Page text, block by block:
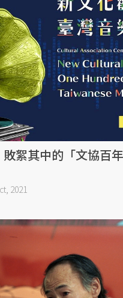
絮其中的「文協百
2021